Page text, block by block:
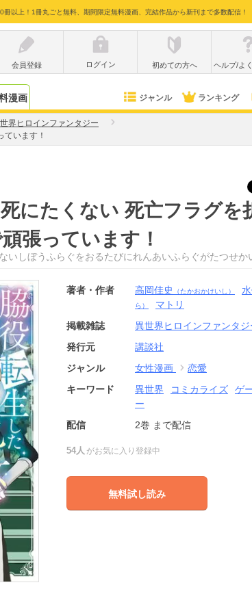
以上！1冊丸ごと無料、期間限定無料漫画、完結作品から新刊まで多数配信！
会員登録
ログイン 初めての方へ ヘルプ/よ
漫画 ジャンル ランキング
界ヒロインファンタジー
います！
にたくない 死亡フラグを
張っています！
いしぼうふらぐをおるたびにれんあいふらぐがたつせか
著者・作者 高岡佳史 （たかおかけいし）
ら）
マトリ
掲載雑誌
異世界ヒロインファンタジ
発行元
講談社
ジャンル
女性漫画
恋愛
キーワード
異世界 コミカライズ ゲ
ー
配信
2巻 まで配信
54人 がお気に入り登録中
無料試し読み